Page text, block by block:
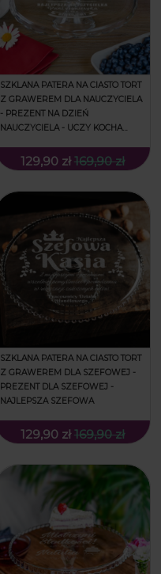
SZKLANA PATERA NA CIASTO TORT
Z GRAWEREM DLA NAUCZYCIELA
- PREZENT NA DZIEŃ
NAUCZYCIELA - UCZY KOCHA
129,90 zł 169,90 zł
SZKLANA PATERA NA CIASTO TORT
Z GRAWEREM DLA SZEFOWEJ -
PREZENT DLA SZEFOWEJ -
NAJLEPSZA SZEFOWA
129,90 zł 169,90 zł